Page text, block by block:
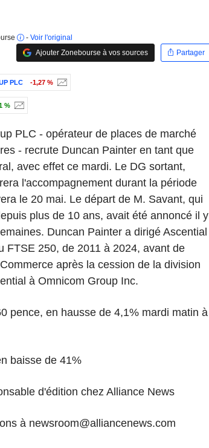
- Voir l'original
Ajouter Zonebourse à vos sources
Partager
PLC -1,27 %
%
PLC - opérateur de places de marché
- recrute Duncan Painter en tant que
avec effet ce mardi. Le DG sortant,
l'accompagnement durant la période
le 20 mai. Le départ de M. Savant, qui
plus de 10 ans, avait été annoncé il y
Duncan Painter a dirigé Ascential
FTSE 250, de 2011 à 2024, avant de
après la cession de la division
à Omnicom Group Inc.
pence, en hausse de 4,1% mardi matin à
baisse de 41%
d'édition chez Alliance News
à newsroom@alliancenews.com